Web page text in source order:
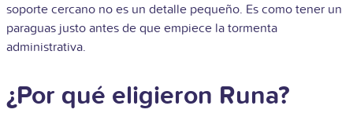
soporte cercano no es un detalle pequeño. Es como tener un
paraguas justo antes de que empiece la tormenta
administrativa.
¿Por qué eligieron Runa?